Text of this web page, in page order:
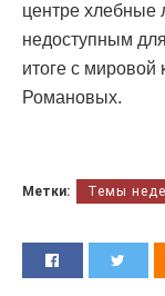
центре хлебные
недоступным
итоге с
Романовых.
Метки: Темы